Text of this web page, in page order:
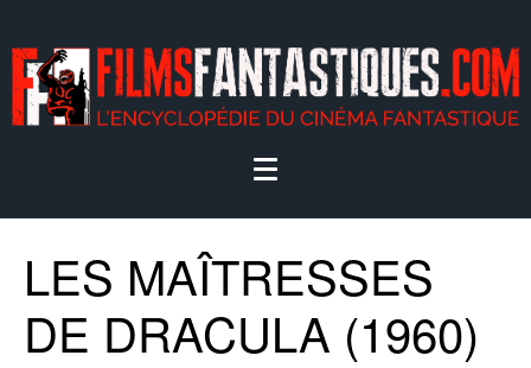
LES MAÎTRESSES
DE DRACULA (1960)